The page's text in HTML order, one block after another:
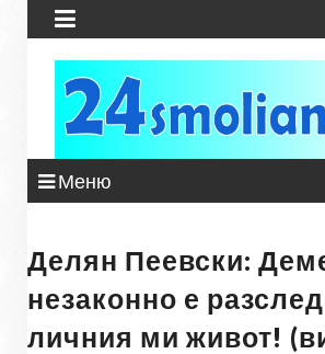

Меню
Делян Пеевски:
незаконно е
личния ми живот!